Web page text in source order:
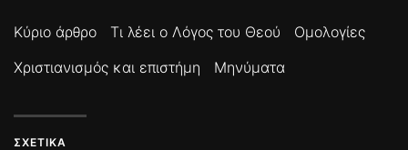
Κύριο άρθρο Τι λέει ο Λόγος του Θεού
Ομολογίες
Χριστιανισμός και επιστήμη
Μηνύματα
ΣΧΕΤΙΚΆ